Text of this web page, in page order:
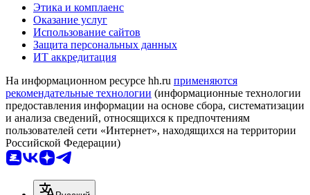
Этика и комплаенс
Оказание услуг
Использование сайтов
Защита персональных данных
ИТ аккредитация
На информационном ресурсе hh.ru применяются
рекомендательные технологии (информационные технологии
предоставления информации на основе сбора, систематизации
и анализа сведений, относящихся к предпочтениям
пользователей сети «Интернет», находящихся на территории
Российской Федерации)